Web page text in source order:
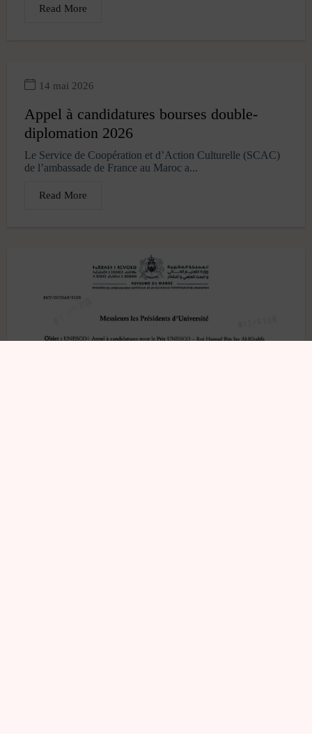
Read More
14 mai 2026
Appel à candidatures bourses double-
diplomation 2026
Le Service de Coopération et d’Action Culturelle (SCAC)
de l’ambassade de France au Maroc a...
Read More